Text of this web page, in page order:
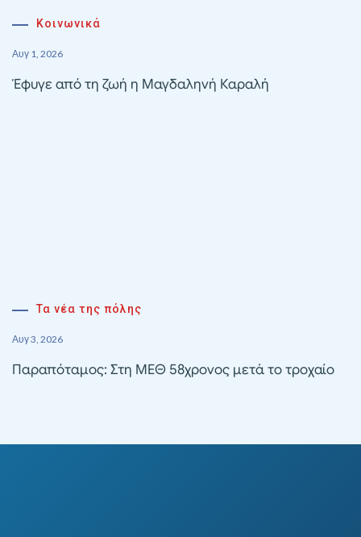
Κοινωνικά
Αυγ 1, 2026
Έφυγε από τη ζωή η Μαγδαληνή Καραλή
Τα νέα της πόλης
Αυγ 3, 2026
Παραπόταμος: Στη ΜΕΘ 58χρονος μετά το τροχαίο